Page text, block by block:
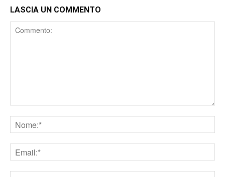
LASCIA UN COMMENTO
Comment
Nome
Email